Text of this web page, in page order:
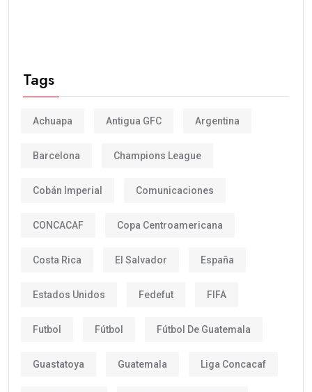
Tags
Achuapa Antigua GFC Argentina
Barcelona Champions League
Cobán Imperial Comunicaciones
CONCACAF Copa Centroamericana
Costa Rica El Salvador España
Estados Unidos Fedefut FIFA
Futbol Fútbol Fútbol De Guatemala
Guastatoya Guatemala Liga Concacaf